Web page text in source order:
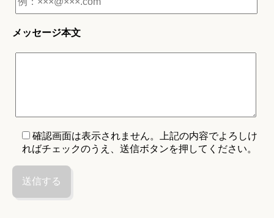
メッセージ本文
確認画面は表示されません。上記の内容でよろしけ
ればチェックのうえ、送信ボタンを押してください。